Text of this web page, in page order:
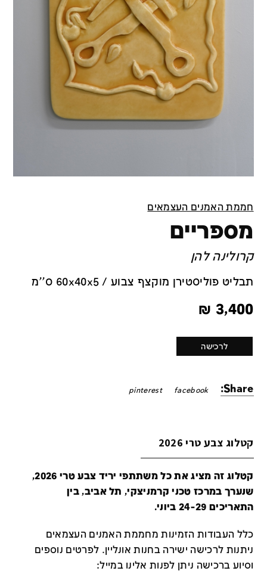
חממת האמנים העצמאים
מספריים
קרולינה להן
תבליט פוליסטירן מוקצף צבוע / 60x40x5 ס''מ
3,400
₪
לרכישה
Share:
facebook
pinterest
קטלוג צבע טרי 2026
קטלוג זה מציג את כל משתתפי יריד צבע טרי 2026,
שנערך במרכז טכני קרמניצקי, תל אביב, בין
התאריכים 24-29 ביוני.
כלל העבודות הזמינות מחממת האמנים העצמאים
ניתנות לרכישה ישירה בחנות אונליין. לפרטים נוספים
וסיוע ברכישה ניתן לפנות אלינו במייל: